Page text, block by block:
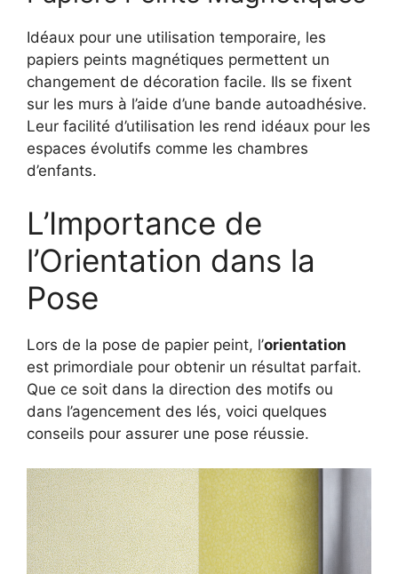
Idéaux pour une utilisation temporaire, les
papiers peints magnétiques permettent un
changement de décoration facile. Ils se fixent
sur les murs à l’aide d’une bande autoadhésive.
Leur facilité d’utilisation les rend idéaux pour les
espaces évolutifs comme les chambres
d’enfants.
L’Importance de
l’Orientation dans la
Pose
Lors de la pose de papier peint, l’orientation
est primordiale pour obtenir un résultat parfait.
Que ce soit dans la direction des motifs ou
dans l’agencement des lés, voici quelques
conseils pour assurer une pose réussie.